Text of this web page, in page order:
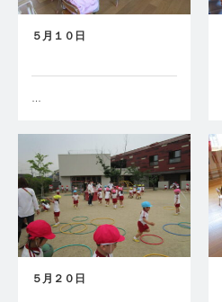
５月１０日
…
５月２０日